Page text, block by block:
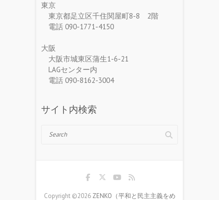
東京
東京都足立区千住関屋町8-8 2階
電話 090-1771-4150
大阪
大阪市城東区蒲生1-6-21
LAGセンター内
電話 090-8162-3004
サイト内検索
Search
Copyright ©2026 ZENKO（平和と民主主義をめ